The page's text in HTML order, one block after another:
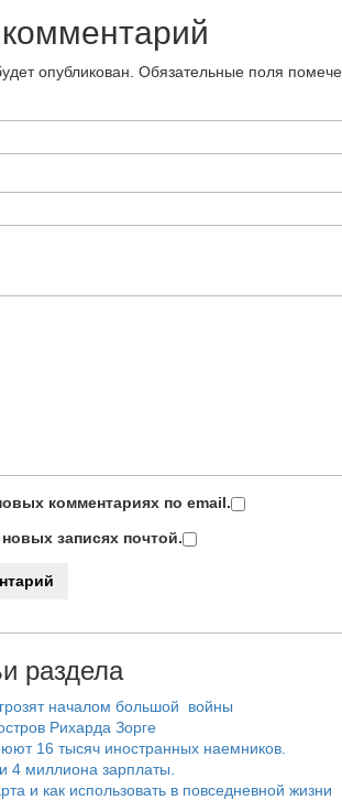
опубликован. Обязательные поля
комментариях по email.
записях почтой.
раздела
началом большой войны
Рихарда Зорге
16 тысяч иностранных наемников.
4 миллиона зарплаты.
и как использовать в повседневной жизни